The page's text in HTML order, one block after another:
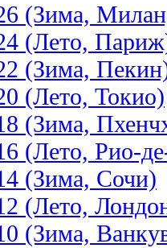
(Зима,
(Лето,
(Зима,
(Лето, Токио)
(Зима,
(Лето, Рио-
(Зима, Сочи)
(Лето,
(Зима,